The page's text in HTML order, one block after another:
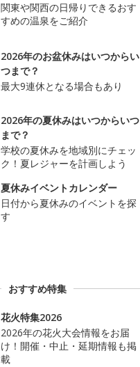
関東や関西の日帰りできるおす
すめの温泉をご紹介
2026年のお盆休みはいつからい
つまで？
最大9連休となる場合もあり
2026年の夏休みはいつからいつ
まで？
学校の夏休みを地域別にチェッ
ク！夏レジャーを計画しよう
夏休みイベントカレンダー
日付から夏休みのイベントを探
す
おすすめ特集
花火特集2026
2026年の花火大会情報をお届
け！開催・中止・延期情報も掲
載